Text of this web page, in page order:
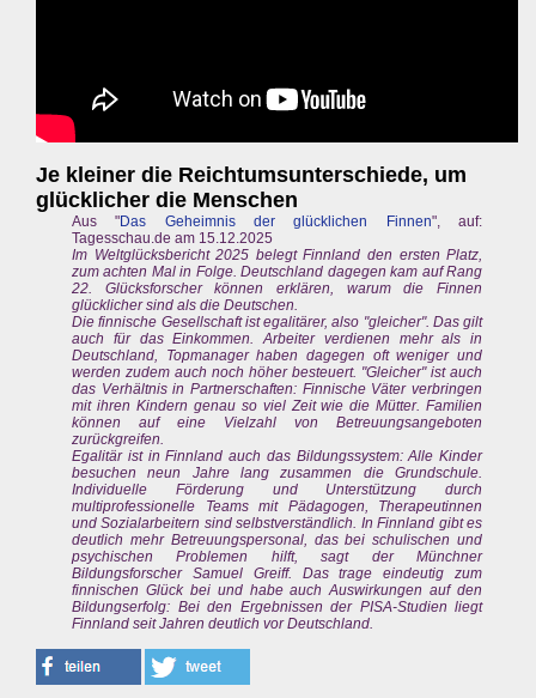
Je kleiner die Reichtumsunterschiede, um
glücklicher die Menschen
Aus "Das Geheimnis der glücklichen Finnen", auf:
Tagesschau.de am 15.12.2025
Im Weltglücksbericht 2025 belegt Finnland den ersten Platz,
zum achten Mal in Folge. Deutschland dagegen kam auf Rang
22. Glücksforscher können erklären, warum die Finnen
glücklicher sind als die Deutschen.
Die finnische Gesellschaft ist egalitärer, also "gleicher". Das gilt
auch für das Einkommen. Arbeiter verdienen mehr als in
Deutschland, Topmanager haben dagegen oft weniger und
werden zudem auch noch höher besteuert. "Gleicher" ist auch
das Verhältnis in Partnerschaften: Finnische Väter verbringen
mit ihren Kindern genau so viel Zeit wie die Mütter. Familien
können auf eine Vielzahl von Betreuungsangeboten
zurückgreifen.
Egalitär ist in Finnland auch das Bildungssystem: Alle Kinder
besuchen neun Jahre lang zusammen die Grundschule.
Individuelle Förderung und Unterstützung durch
multiprofessionelle Teams mit Pädagogen, Therapeutinnen
und Sozialarbeitern sind selbstverständlich. In Finnland gibt es
deutlich mehr Betreuungspersonal, das bei schulischen und
psychischen Problemen hilft, sagt der Münchner
Bildungsforscher Samuel Greiff. Das trage eindeutig zum
finnischen Glück bei und habe auch Auswirkungen auf den
Bildungserfolg: Bei den Ergebnissen der PISA-Studien liegt
Finnland seit Jahren deutlich vor Deutschland.